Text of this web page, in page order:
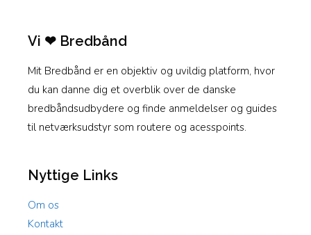
Vi ❤ Bredbånd
Mit Bredbånd er en objektiv og uvildig platform, hvor
du kan danne dig et overblik over de danske
bredbåndsudbydere og finde anmeldelser og guides
til netværksudstyr som routere og acesspoints.
Nyttige Links
Om os
Kontakt